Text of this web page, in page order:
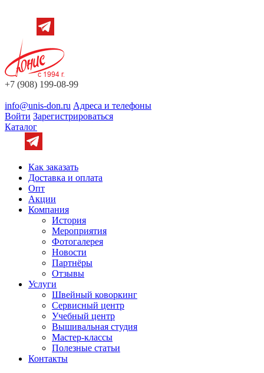
+7 (908) 199-08-99
info@unis-don.ru Адреса и телефоны
Войти Зарегистрироваться
Каталог
Как заказать
Доставка и оплата
Опт
Акции
Компания
История
Мероприятия
Фотогалерея
Новости
Партнёры
Отзывы
Услуги
Швейный коворкинг
Сервисный центр
Учебный центр
Вышивальная студия
Мастер-классы
Полезные статьи
Контакты